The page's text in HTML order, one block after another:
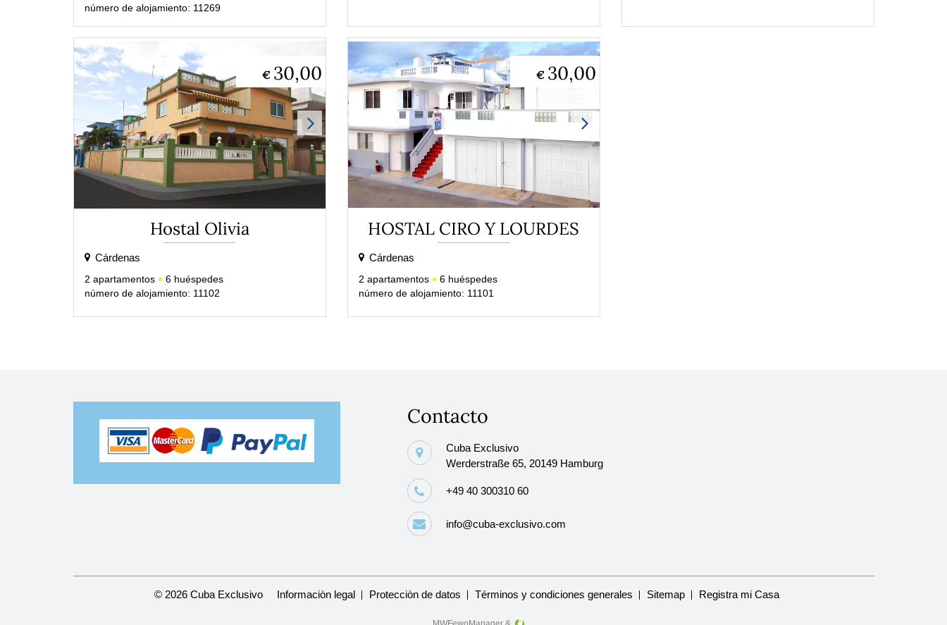
número de alojamiento: 11269
30,00
€
Hostal Olivia
Cárdenas
2 apartamentos 6huéspedes
número de alojamiento: 11102
30,00
€
HOSTAL CIRO Y LOURDES
Cárdenas
2 apartamentos 6huéspedes
número de alojamiento: 11101
Contacto
Cuba Exclusivo
Werderstraße 65, 20149 Hamburg
+49 40 300310 60
info@cuba-exclusivo.com
© 2026 Cuba Exclusivo
Saltar
Informaciòn legal Protecciòn de datos Términos y condiciones generales Sitemap Registra mi Casa